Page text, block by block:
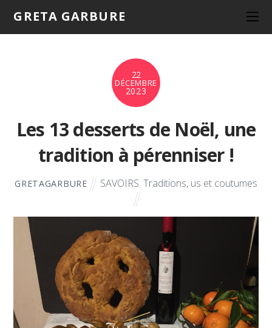
GRETA GARBURE
22
DÉCEMBRE
2023
Les 13 desserts de Noël, une
tradition à pérenniser !
GRETAGARBURE SAVOIRS, Traditions, us et coutumes